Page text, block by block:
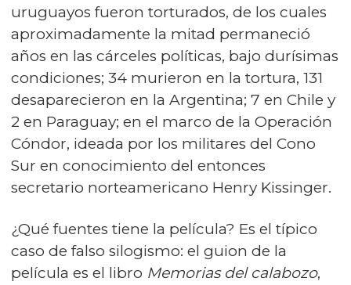
uruguayos fueron torturados, de los cuales
aproximadamente la mitad permaneció
años en las cárceles políticas, bajo durísimas
condiciones; 34 murieron en la tortura, 131
desaparecieron en la Argentina; 7 en Chile y
2 en Paraguay; en el marco de la Operación
Cóndor, ideada por los militares del Cono
Sur en conocimiento del entonces
secretario norteamericano Henry Kissinger.
¿Qué fuentes tiene la película? Es el típico
caso de falso silogismo: el guion de la
película es el libro Memorias del calabozo,